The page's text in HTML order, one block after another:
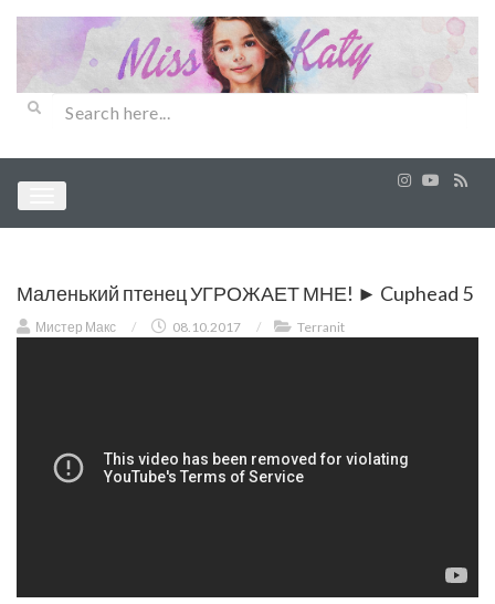
Маленький птенец УГРОЖАЕТ МНЕ! ► Cuphead 5
Мистер Макс / 08.10.2017 / Terranit